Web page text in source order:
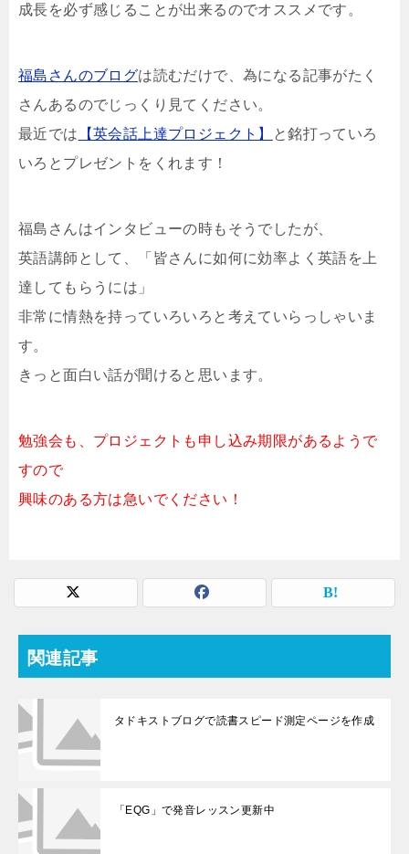
成長を必ず感じることが出来るのでオススメです。
福島さんのブログは読むだけで、為になる記事がたく
さんあるのでじっくり見てください。
最近では 【英会話上達プロジェクト】
と銘打っていろ
いろとプレゼントをくれます！
福島さんはインタビューの時もそうでしたが、
英語講師として、「皆さんに如何に効率よく英語を上
達してもらうには」
非常に情熱を持っていろいろと考えていらっしゃいま
す。
きっと面白い話が聞けると思います。
勉強会も、プロジェクトも申し込み期限があるようで
すので
興味のある方は急いでください！
関連記事
タドキストブログで読書スピード測定ページを作成
「EQG」で発音レッスン更新中